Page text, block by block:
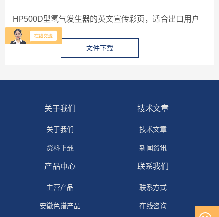
HP500D型氢气发生器的英文宣传彩页，适合出口用户
的宣传。
文件下载
图片下载
关于我们
关于我们
资料下载
技术文章
技术文章
新闻资讯
产品中心
主营产品
安徽色谱产品
联系我们
联系方式
在线咨询